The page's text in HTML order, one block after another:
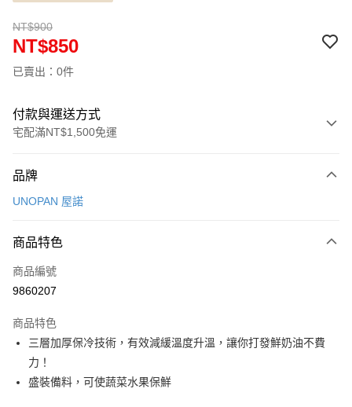
NT$900
NT$850
已賣出：0件
付款與運送方式
宅配滿NT$1,500免運
信用卡一次付款
Apple Pay
悠遊付
全盈+PAY
ATM付款
品牌
UNOPAN 屋諾
商品特色
商品編號
9860207
商品特色
三層加厚保冷技術，有效減緩溫度升溫，讓你打發鮮奶油不費
力！
盛裝備料，可使蔬菜水果保鮮